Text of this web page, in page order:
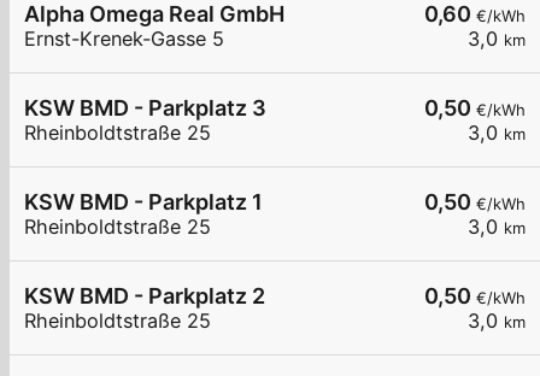
0,60 €/kWh
3,0 km
Alpha Omega Real GmbH
Ernst-Krenek-Gasse 5
0,50 €/kWh
3,0 km
KSW BMD - Parkplatz 3
Rheinboldtstraße 25
0,50 €/kWh
3,0 km
KSW BMD - Parkplatz 1
Rheinboldtstraße 25
0,50 €/kWh
3,0 km
KSW BMD - Parkplatz 2
Rheinboldtstraße 25